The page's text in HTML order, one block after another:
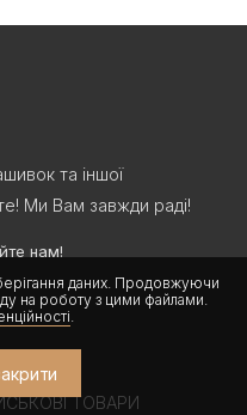
даних. Продовжуючи
на роботу з цими файлами.
.
та іншої
Ми Вам завжди раді!
нам!
ТОВАРИ